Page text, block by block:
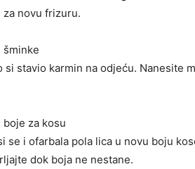
za novu frizuru.
šminke
si stavio karmin na odjeću. Nanesite
boje za kosu
se i ofarbala pola lica u novu boju
dok boja ne nestane.